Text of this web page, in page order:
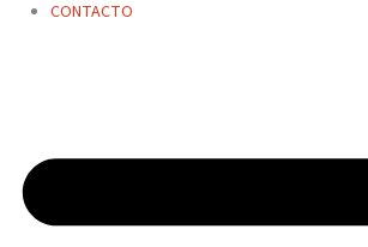
CONTACTO